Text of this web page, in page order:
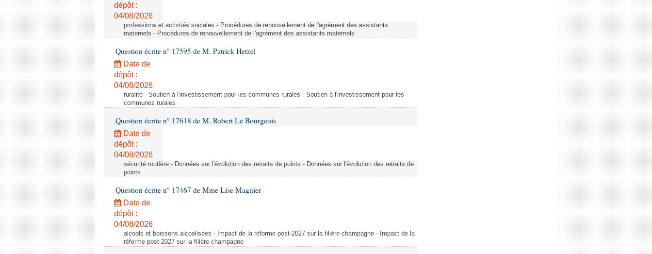
dépôt :
04/08/2026
professions et activités sociales - Procédures de renouvellement de l'agrément des assistants
maternels - Procédures de renouvellement de l'agrément des assistants maternels
Question écrite n° 17595 de M. Patrick Hetzel
Date de
dépôt :
04/08/2026
ruralité - Soutien à l'investissement pour les communes rurales - Soutien à l'investissement pour les
communes rurales
Question écrite n° 17618 de M. Robert Le Bourgeois
Date de
dépôt :
04/08/2026
sécurité routière - Données sur l'évolution des retraits de points - Données sur l'évolution des retraits de
points
Question écrite n° 17467 de Mme Lise Magnier
Date de
dépôt :
04/08/2026
alcools et boissons alcoolisées - Impact de la réforme post-2027 sur la filière champagne - Impact de la
réforme post-2027 sur la filière champagne